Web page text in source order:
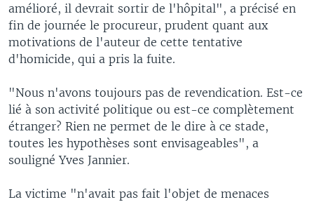
amélioré, il devrait sortir de l'hôpital", a précisé en
fin de journée le procureur, prudent quant aux
motivations de l'auteur de cette tentative
d'homicide, qui a pris la fuite.
"Nous n'avons toujours pas de revendication. Est-ce
lié à son activité politique ou est-ce complètement
étranger? Rien ne permet de le dire à ce stade,
toutes les hypothèses sont envisageables", a
souligné Yves Jannier.
La victime "n'avait pas fait l'objet de menaces